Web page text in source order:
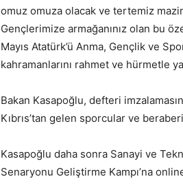
omuz omuza olacak ve tertemiz
Gençlerimize armağanınız olan bu
Mayıs Atatürk’ü Anma, Gençlik ve
kahramanlarını rahmet ve hürmetle
Bakan Kasapoğlu, defteri
Kıbrıs’tan gelen sporcular ve
Kasapoğlu daha sonra Sanayi ve
Senaryonu Geliştirme Kampı’na